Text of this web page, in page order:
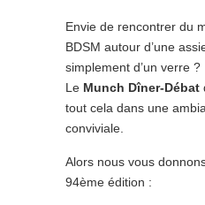
Envie de rencontrer du
BDSM autour d’une
simplement d’un verre ?
Le Munch Dîner-Débat
tout cela dans une
conviviale.
Alors nous vous
94ème édition :